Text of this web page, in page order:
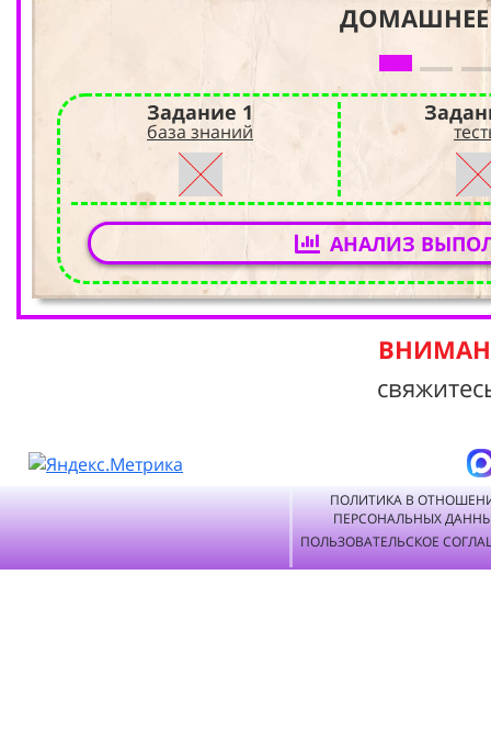
ДОМАШНЕЕ
Задание 1
база знаний
АНАЛИЗ
ПОЛИТИКА В
ПЕРСОНАЛЬНЫХ
ПОЛЬЗОВАТЕЛЬСКОЕ